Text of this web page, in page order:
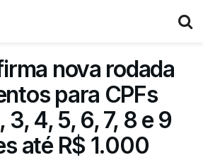
nova rodada
para CPFs
3, 4, 5, 6, 7, 8 e 9
até R$ 1.000